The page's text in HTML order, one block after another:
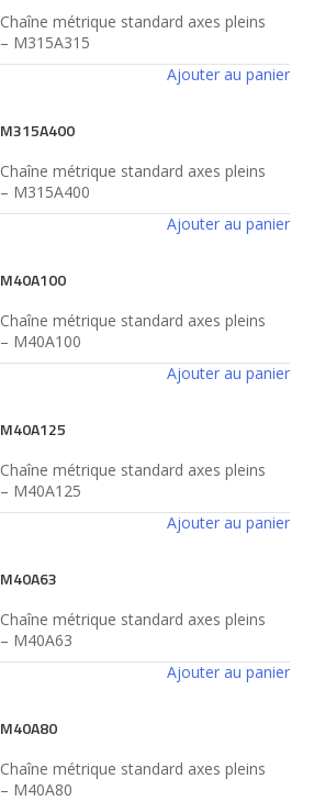
Chaîne métrique standard axes pleins
– M315A315
Ajouter au panier
M315A400
Chaîne métrique standard axes pleins
– M315A400
Ajouter au panier
M40A100
Chaîne métrique standard axes pleins
– M40A100
Ajouter au panier
M40A125
Chaîne métrique standard axes pleins
– M40A125
Ajouter au panier
M40A63
Chaîne métrique standard axes pleins
– M40A63
Ajouter au panier
M40A80
Chaîne métrique standard axes pleins
– M40A80